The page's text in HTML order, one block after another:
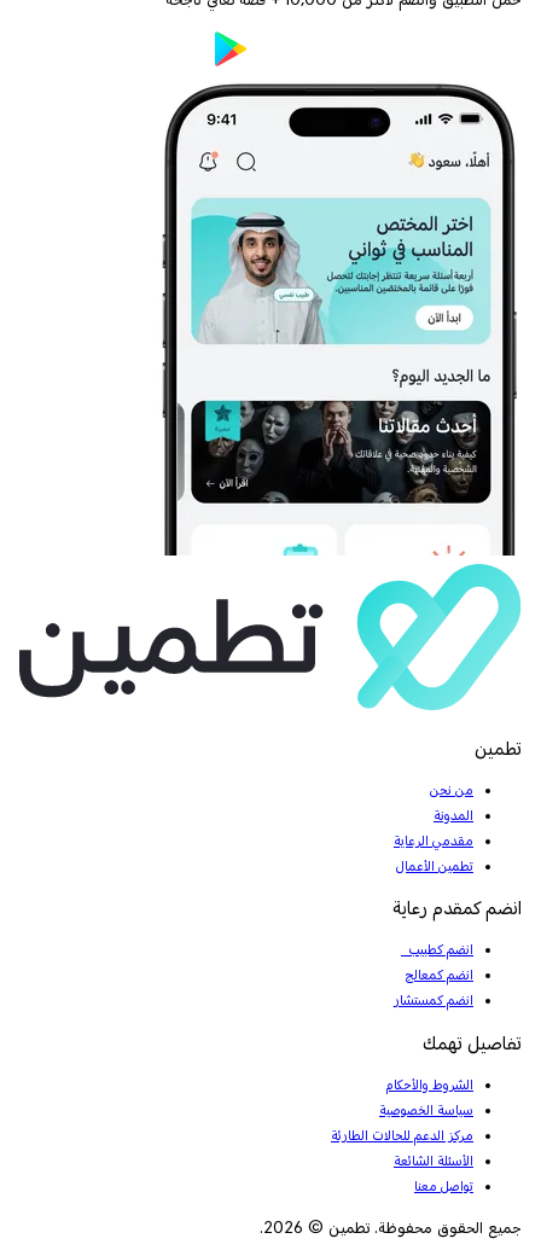
تطمين
من نحن
المدونة
مقدمي الرعاية
تطمين الأعمال
انضم كمقدم رعاية
انضم كطبيب
انضم كمعالج
انضم كمستشار
تفاصيل تهمك
الشروط والأحكام
سياسة الخصوصية
مركز الدعم للحالات الطارئة
الأسئلة الشائعة
تواصل معنا
جميع الحقوق محفوظة. تطمين © 2026.